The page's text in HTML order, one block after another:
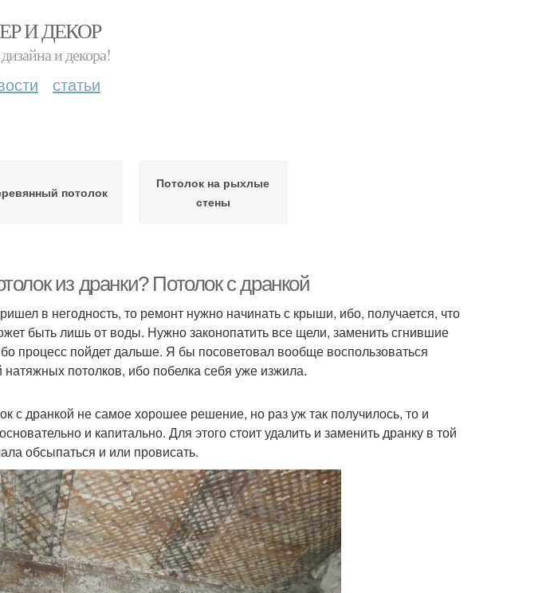
И ДЕКОР
и декора!
статьи
потолок
Потолок на рыхлые
стены
из дранки? Потолок с дранкой
в негодность, то ремонт нужно начинать с крыши, ибо, получается, что
быть лишь от воды. Нужно законопатить все щели, заменить сгнившие
процесс пойдет дальше. Я бы посоветовал вообще воспользоваться
натяжных потолков, ибо побелка себя уже изжила.
с дранкой не самое хорошее решение, но раз уж так получилось, то и
и капитально. Для этого стоит удалить и заменить дранку в той
обсыпаться и или провисать.